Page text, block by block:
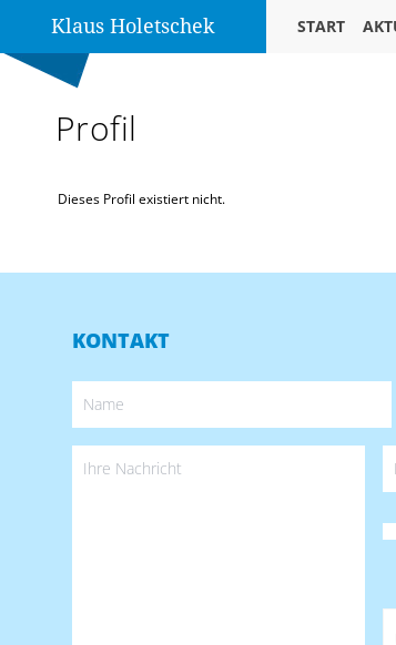
Klaus Holetschek START
Profil
Dieses Profil existiert nicht.
KONTAKT